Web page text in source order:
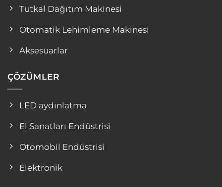
Tutkal Dağıtım Makinesi
Otomatik Lehimleme Makinesi
Aksesuarlar
ÇÖZÜMLER
LED aydınlatma
El Sanatları Endüstrisi
Otomobil Endüstrisi
Elektronik